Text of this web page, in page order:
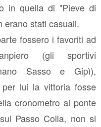
in quella di "Pieve di
erano stati casuali.
fossero i favoriti ad
(gli sportivi
Sasso e Gipì),
lui la vittoria fosse
cronometro al ponte
Passo Colla, non si